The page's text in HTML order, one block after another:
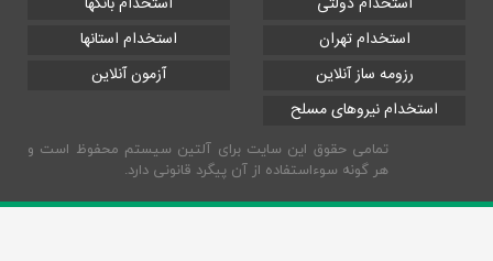
استخدام تهران
استخدام استانها
رزومه ساز آنلاین
آزمون آنلاین
استخدام نیروهای مسلح
تمامی حقوق این سایت برای آلتین سیستم محفوظ است و
هر گونه سوءاستفاده از آن پیگرد قانونی دارد.